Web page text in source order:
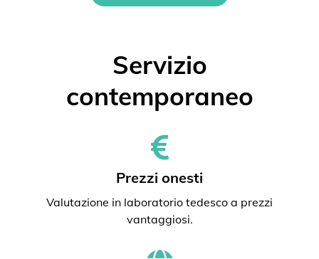
Servizio
contemporaneo
Prezzi onesti
Valutazione in laboratorio tedesco a prezzi
vantaggiosi.